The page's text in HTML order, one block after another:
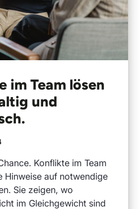
im Team lösen
und
Konflikte im Team
Hinweise auf notwendige
Sie zeigen, wo
im Gleichgewicht sind